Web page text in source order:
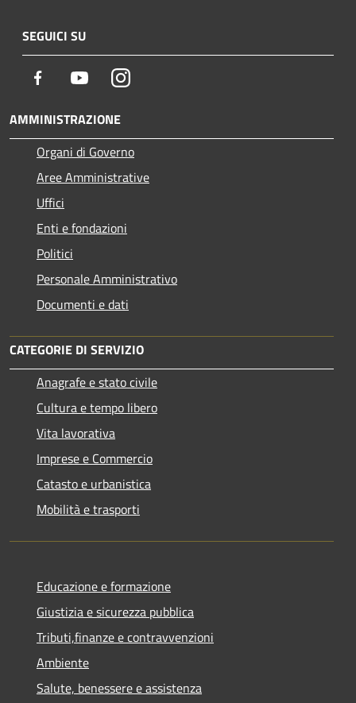
SEGUICI SU
Facebook YoutubeInstagram
AMMINISTRAZIONE
Organi di Governo
Aree Amministrative
Uffici
Enti e fondazioni
Politici
Personale Amministrativo
Documenti e dati
CATEGORIE DI SERVIZIO
Anagrafe e stato civile
Cultura e tempo libero
Vita lavorativa
Imprese e Commercio
Catasto e urbanistica
Mobilità e trasporti
Educazione e formazione
Giustizia e sicurezza pubblica
Tributi,finanze e contravvenzioni
Ambiente
Salute, benessere e assistenza